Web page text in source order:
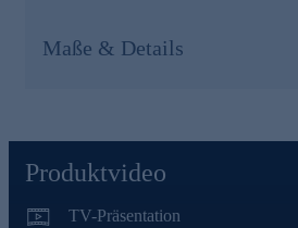
natürlichen Öle der Haut
Eigenschaften und sorgt für ein
Sodium Hyaluronate
die hilft, den optimalen
Maße & Details
Produktvideo
TV-Präsentation